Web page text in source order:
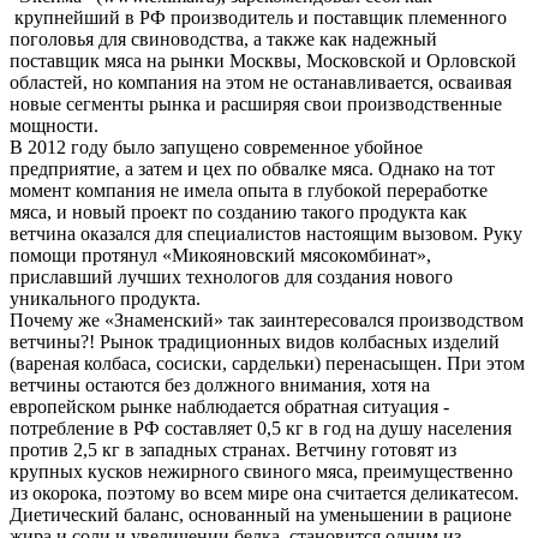
крупнейший в РФ производитель и поставщик племенного
поголовья для свиноводства, а также как надежный
поставщик мяса на рынки Москвы, Московской и Орловской
областей, но компания на этом не останавливается, осваивая
новые сегменты рынка и расширяя свои производственные
мощности.
В 2012 году было запущено современное убойное
предприятие, а затем и цех по обвалке мяса. Однако на тот
момент компания не имела опыта в глубокой переработке
мяса, и новый проект по созданию такого продукта как
ветчина оказался для специалистов настоящим вызовом. Руку
помощи протянул «Микояновский мясокомбинат»,
приславший лучших технологов для создания нового
уникального продукта.
Почему же «Знаменский» так заинтересовался производством
ветчины?! Рынок традиционных видов колбасных изделий
(вареная колбаса, сосиски, сардельки) перенасыщен. При этом
ветчины остаются без должного внимания, хотя на
европейском рынке наблюдается обратная ситуация -
потребление в РФ составляет 0,5 кг в год на душу населения
против 2,5 кг в западных странах. Ветчину готовят из
крупных кусков нежирного свиного мяса, преимущественно
из окорока, поэтому во всем мире она считается деликатесом.
Диетический баланс, основанный на уменьшении в рационе